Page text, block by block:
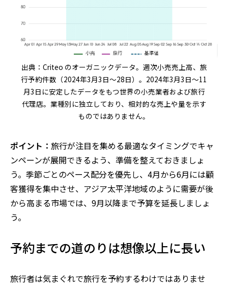
出典：Criteo のオーガニックデータ。週次小売売上高、旅
行予約件数（2024年3月3日～28日）。2024年3月3日～11
月3日に安定したデータをもつ世界の小売業者および旅行
代理店。業種別に独立しており、相対的な売上や量を示す
ものではありません。
ポイント： 旅行が注目を集める最適なタイミングでキャ
ンペーンが展開できるよう、準備を整えておきましょ
う。季節ごとのペース配分を優先し、4月から6月には顧
客獲得を集中させ、アジア太平洋地域のように需要が後
から高まる市場では、9月以降まで予算を延長しましょ
う。
予約までの道のりは想像以上に長い
旅行者は気まぐれで旅行を予約するわけではありませ